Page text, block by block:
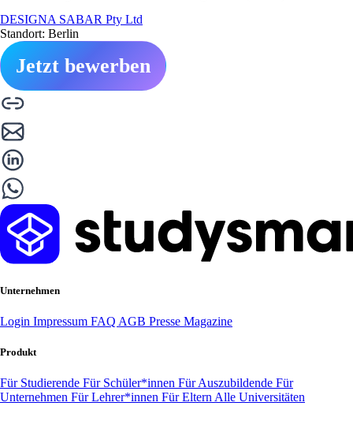
DESIGNA SABAR Pty Ltd
Standort: Berlin
Jetzt bewerben
Unternehmen
Login Impressum FAQ AGB Presse Magazine
Produkt
Für Studierende Für Schüler*innen Für Auszubildende Für
Unternehmen Für Lehrer*innen Für Eltern Alle Universitäten